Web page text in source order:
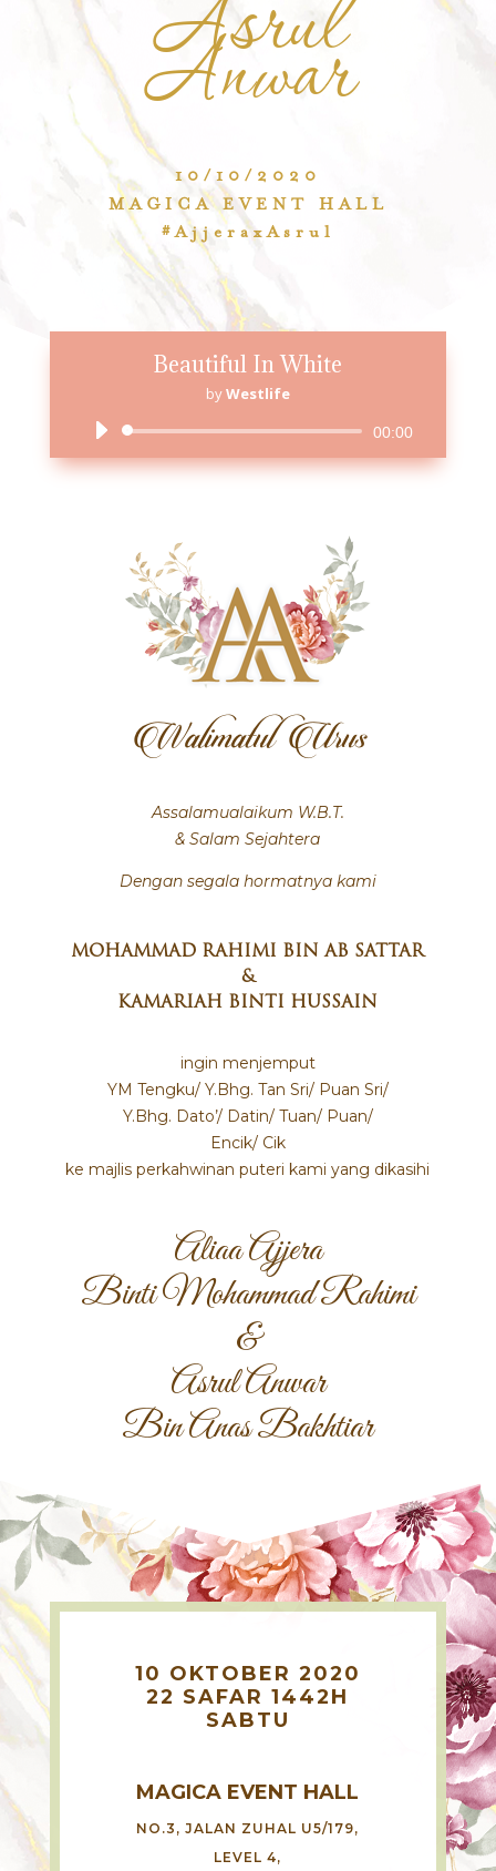
Asrul
Anwar
10/10/2020
MAGICA EVENT HALL
#AjjeraxAsrul
Beautiful In White
byWestlife
Audio
Player
00:00
Walimatul Urus
Assalamualaikum W.B.T.
& Salam Sejahtera
Dengan segala hormatnya kami
MOHAMMAD RAHIMI BIN AB SATTAR
&
KAMARIAH BINTI HUSSAIN
ingin menjemput
YM Tengku/ Y.Bhg. Tan Sri/ Puan Sri/
Y.Bhg. Dato’/ Datin/ Tuan/ Puan/
Encik/ Cik
ke majlis perkahwinan puteri kami yang dikasihi
Aliaa Ajjera
Binti Mohammad Rahimi
&
Asrul Anwar
Bin Anas Bakhtiar
10 OKTOBER 2020
22 SAFAR 1442H
SABTU
MAGICA EVENT HALL
NO.3, JALAN ZUHAL U5/179,
LEVEL 4,